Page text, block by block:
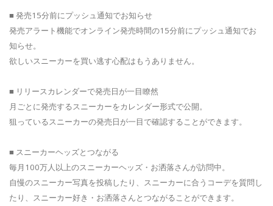
■ 発売15分前にプッシュ通知でお知らせ
発売アラート機能でオンライン発売時間の15分前にプッシュ通知でお
知らせ。
欲しいスニーカーを買い逃す心配はもうありません。
■ リリースカレンダーで発売日が一目瞭然
月ごとに発売するスニーカーをカレンダー形式で公開。
狙っているスニーカーの発売日が一目で確認することができます。
■ スニーカーヘッズとつながる
毎月100万人以上のスニーカーヘッズ・お洒落さんが訪問中。
自慢のスニーカー写真を投稿したり、スニーカーに合うコーデを質問し
たり、スニーカー好き・お洒落さんとつながることができます。